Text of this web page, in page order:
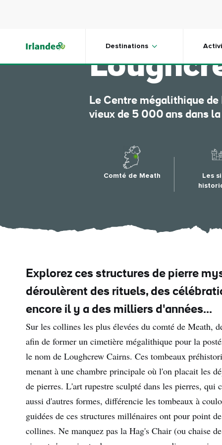
Destinations
Les
Le Centre mégalithique
vieux de 5 000 ans dans
Comté de Meath
Les
Explorez ces structures de pierre
déroulèrent des rituels, des
encore il y a des milliers d'années...
Sur les collines les plus élevées du comté de Meath,
afin de former un cimetière mégalithique pour la
le nom de Loughcrew Cairns. Ces tombeaux
menant à une chambre principale où l'on placait les
de pierres. L'art rupestre sculpté dans les pierres, qui
aussi d'autres formes, différencie les tombeaux à
guidées de ces structures millénaires ont pour point
collines. Ne manquez pas la Hag's Chair (ou chaise